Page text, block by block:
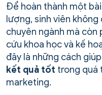
Để hoàn thành một
lượng, sinh viên
chuyên ngành mà
cứu khoa học và kế
đây là những cách
kết quả tốt trong quá
marketing.